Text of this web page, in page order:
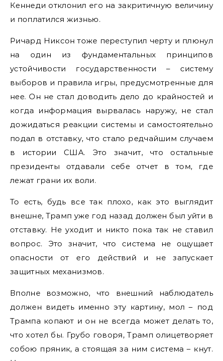
Кеннеди отклонил его на закритичную величину
и поплатился жизнью.
Ричард Никсон тоже переступил черту и плюнул
на один из фундаментальных принципов
устойчивости государственности – систему
выборов и правила игры, предусмотренные для
нее. Он не стал доводить дело до крайностей и
когда информация вырвалась наружу, не стал
дожидаться реакции системы и самостоятельно
подал в отставку, что стало редчайшим случаем
в истории США. Это значит, что остальные
президенты отдавали себе отчет в том, где
лежат грани их воли.
То есть, будь все так плохо, как это выглядит
внешне, Трамп уже год назад должен был уйти в
отставку. Не уходит и никто пока так не ставил
вопрос. Это значит, что система не ощущает
опасности от его действий и не запускает
защитных механизмов.
Вполне возможно, что внешний наблюдатель
должен видеть именно эту картину, мол – под
Трампа копают и он не всегда может делать то,
что хотел бы. Грубо говоря, Трамп олицетворяет
собою пряник, а стоящая за ним система – кнут.